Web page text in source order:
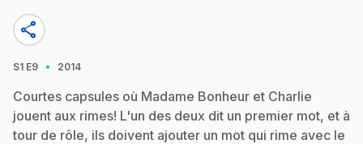
share
S1 E9 · 2014
Courtes capsules où Madame Bonheur et Charlie
jouent aux rimes! L'un des deux dit un premier mot, et à
tour de rôle, ils doivent ajouter un mot qui rime avec le